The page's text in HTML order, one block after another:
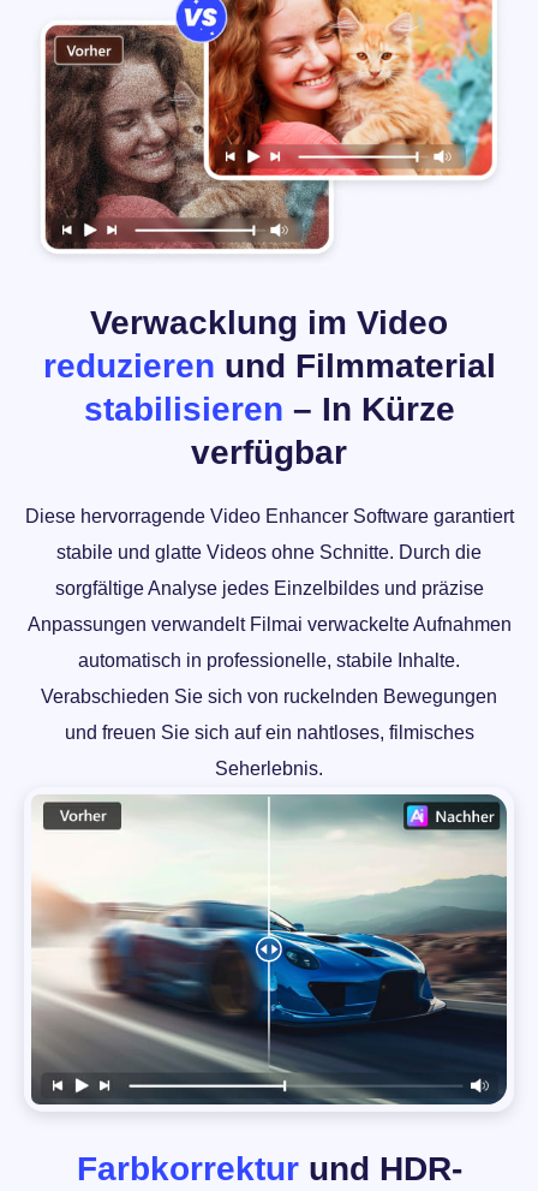
Verwacklung im Video
reduzieren und Filmmaterial
stabilisieren – In Kürze
verfügbar
Diese hervorragende Video Enhancer Software garantiert
stabile und glatte Videos ohne Schnitte. Durch die
sorgfältige Analyse jedes Einzelbildes und präzise
Anpassungen verwandelt Filmai verwackelte Aufnahmen
automatisch in professionelle, stabile Inhalte.
Verabschieden Sie sich von ruckelnden Bewegungen
und freuen Sie sich auf ein nahtloses, filmisches
Seherlebnis.
Farbkorrekturund HDR-